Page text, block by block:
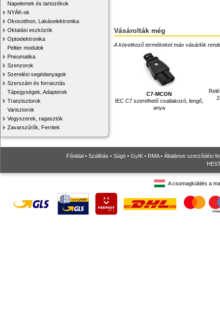
Napelemek és tartozékok
NYÁK-ok
Okosotthon, Lakáselektronika
Oktatási eszközök
Optoelektronika
Peltier modulok
Pneumatika
Szenzorok
Szerelési segédanyagok
Szerszám és forrasztás
Tápegységek, Adapterek
Tranzisztorok
Varisztorok
Vegyszerek, ragasztók
Zavarszűrők, Ferritek
Vásárolták még
A következő termékeket más vásárlók
C7-MCON
IEC C7 szerelhető csatlakozó, lengő,
anya
Főoldal • Szállítás • Súgó • GyIK • RMA• Általános szerződési
A csomagküldés a